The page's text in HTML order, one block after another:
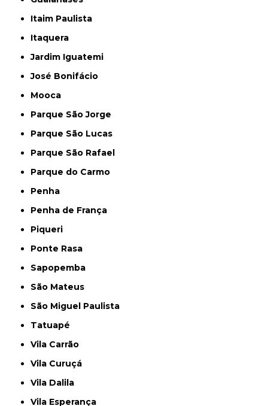
Itaim Paulista
Itaquera
Jardim Iguatemi
José Bonifácio
Mooca
Parque São Jorge
Parque São Lucas
Parque São Rafael
Parque do Carmo
Penha
Penha de França
Piqueri
Ponte Rasa
Sapopemba
São Mateus
São Miguel Paulista
Tatuapé
Vila Carrão
Vila Curuçá
Vila Dalila
Vila Esperança